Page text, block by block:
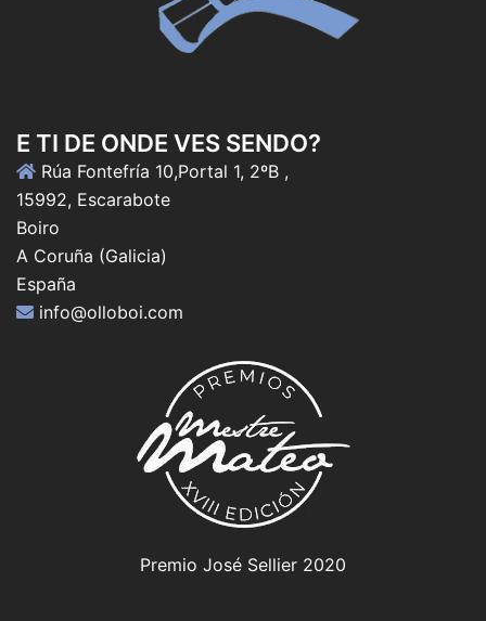
E TI DE ONDE VES SENDO?
Rúa Fontefría 10,Portal 1, 2ºB ,
15992, Escarabote
Boiro
A Coruña (Galicia)
España
info@olloboi.com
Premio José Sellier 2020